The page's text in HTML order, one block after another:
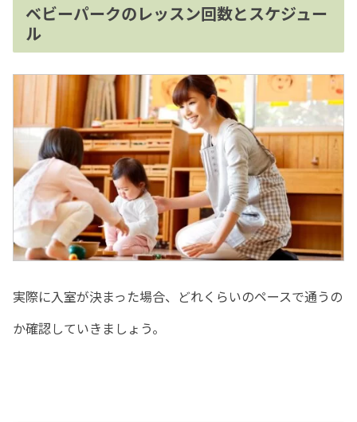
ベビーパークのレッスン回数とスケジュー
ル
実際に入室が決まった場合、どれくらいのペースで通うの
か確認していきましょう。